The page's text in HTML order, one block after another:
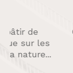
ville, joli